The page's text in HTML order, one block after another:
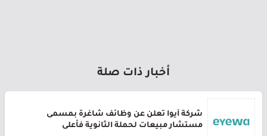
أخبار ذات صلة
شركة أيوا تعلن عن وظائف شاغرة بمسمى
مستشار مبيعات لحملة الثانوية فأعلى